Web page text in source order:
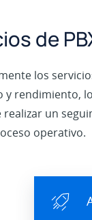
de
los
rendimiento,
un
operativo.